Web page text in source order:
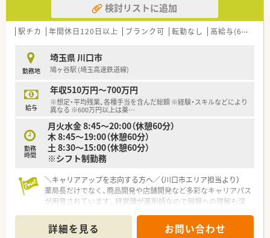
また、資格取得のためのバックアップを
行っています。
■社員一人一人を想って作られた評価制度
制度」を整備しています。
■この求人は大手薬局求人特集に掲載中です■
検討リストに追加
駅チカ 年間休日120日以上 ブランク可 転勤なし 高給与(600万円以上)
勤務地
埼玉県 川口市
鳩ヶ谷駅 (埼玉高速鉄道線)
給与
年収510万円～700万円
※想定・平均残業、各種手当を含んだ総額 ※経験・スキルなどにより
異なる ※600万円以上は薬…
勤務
時間
月火水金 8:45～20:00（休憩60分）
木 8:45～19:00（休憩60分）
土 8:30～15:00（休憩60分）
※シフト制勤務
＼キャリアアップを志向する方へ／（川口市エリア担当より）
薬局長だけでなく、商品開発や店舗開発など多彩なキャリアパス
が用意されています。経営陣が薬剤師なので現場への理解も深
＊------------------------------------------＊
詳細を見る お問い合わせ